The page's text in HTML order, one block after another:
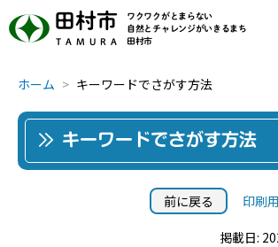
田村市
TAMURA
ワクワクがとまらない
自然とチャレンジがいきるまち
田村市
ホーム キーワードでさがす方法
キーワードでさがす方法
前に戻る 印刷
掲載日: